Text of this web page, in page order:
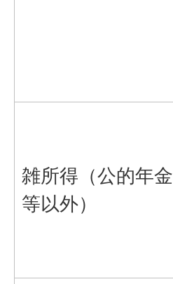
雑所得（公的年金
等以外）